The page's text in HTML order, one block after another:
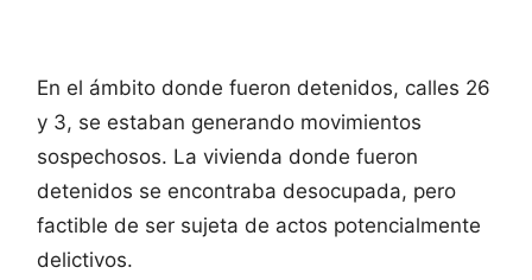
En el ámbito donde fueron detenidos, calles 26
y 3, se estaban generando movimientos
sospechosos. La vivienda donde fueron
detenidos se encontraba desocupada, pero
factible de ser sujeta de actos potencialmente
delictivos.